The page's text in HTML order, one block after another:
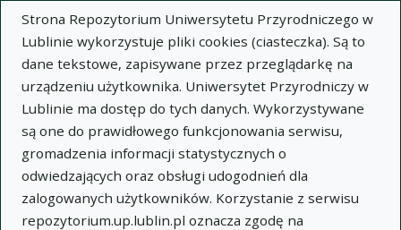
Strona Repozytorium Uniwersytetu Przyrodniczego w
Lublinie wykorzystuje pliki cookies (ciasteczka). Są to
dane tekstowe, zapisywane przez przeglądarkę na
urządzeniu użytkownika. Uniwersytet Przyrodniczy w
Lublinie ma dostęp do tych danych. Wykorzystywane
są one do prawidłowego funkcjonowania serwisu,
gromadzenia informacji statystycznych o
odwiedzających oraz obsługi udogodnień dla
zalogowanych użytkowników. Korzystanie z serwisu
repozytorium.up.lublin.pl oznacza zgodę na
Repozytorium Uniwersytetu
Przyrodniczego w Lublinie
Indeksy